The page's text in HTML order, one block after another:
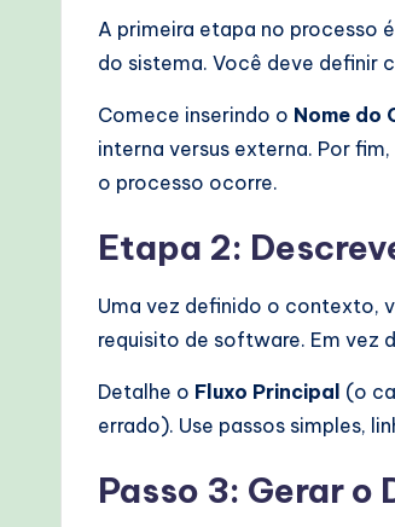
A primeira etapa no processo
do sistema. Você deve definir
Comece inserindo o Nome do
interna versus externa. Por
o processo ocorre.
Etapa 2:
Uma vez definido o contexto,
requisito de software. Em vez
Detalhe o Fluxo Principal (o
errado). Use passos simples,
Passo 3: Gerar o